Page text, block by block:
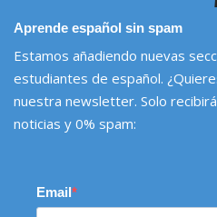
Aprende español sin spam
Estamos añadiendo nuevas
estudiantes de español.
nuestra newsletter. Solo
noticias y 0% spam:
Email